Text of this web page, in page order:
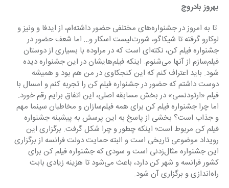
بهروز بادروج
تا به امروز در جشنواره‌های مختلفی حضور داشته‌ام، از ایدفا و ونیز و
لوکارو گرفته تا شیکاگو، شورت‌لیست اسکار و… اما شعف حضور در
جشنواره فیلم کن، نکته‌ای است که در مراوده با بسیاری از دوستان
فیلم‌سازم از آنها می‌شنوم. اینکه فیلم‌هایشان در این جشنواره دیده
شود. باید اعتراف کنم که این کنجکاوی در من هم بود و همیشه
دوست داشتم که حضور در جشنواره فیلم کن را تجربه کنم و امسال با
فیلم «ارتودنسی» در بخش مسابقه اصلی، این اتفاق برایم رقم خورد.
اما چرا جشنواره فیلم کن برای همه فیلم‌سازان و مخاطبان سینما مهم
و جذاب است؟ بخشی از پاسخ به این پرسش به پیشینه جشنواره
فیلم کن مربوط است؛ اینکه چطور و چرا شکل گرفت. برگزاری این
رویداد موضوعی تاریخی است و البته حمایت دولت فرانسه از برگزاری
این جشنواره مثال‌زدنی است و سودی که جشنواره فیلم کن برای
کشور فرانسه و شهر کن دارد، باعث می‌شود تا هزینه زیادی بابت
راه‌اندازی و برگزاری آن شود.